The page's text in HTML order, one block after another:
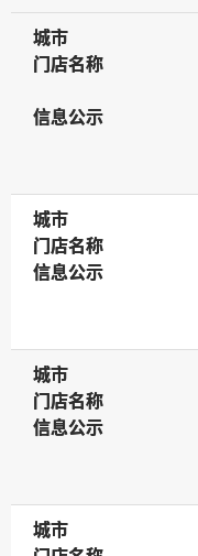
城市
城市
门店名称
门店名称
信息公示
信息公示
城市
城市
门店名称
门店名称
信息公示
信息公示
城市
城市
门店名称
门店名称
信息公示
信息公示
城市
城市